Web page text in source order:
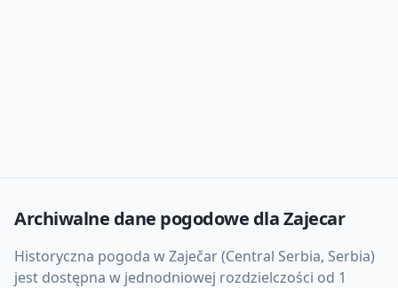
Archiwalne dane pogodowe dlaZajecar
Historyczna pogoda w Zaječar (Central Serbia, Serbia)
jest dostępna w jednodniowej rozdzielczości od 1